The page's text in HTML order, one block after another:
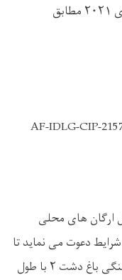
۲۰۲۱ مطابق
ارگان های محلی
دعوت می نماید تا
باغ دشت ۲ با طول